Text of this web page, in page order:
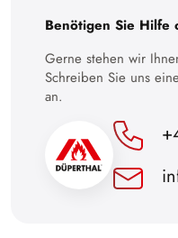
30
Benötigen Sie Hilfe
Gerne stehen wir
Schreiben Sie uns
an.